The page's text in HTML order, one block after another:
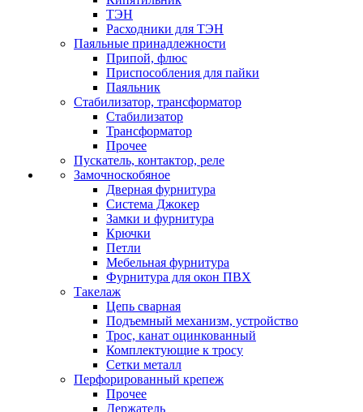
ТЭН
Расходники для ТЭН
Паяльные принадлежности
Припой, флюс
Приспособления для пайки
Паяльник
Стабилизатор, трансформатор
Стабилизатор
Трансформатор
Прочее
Пускатель, контактор, реле
Замочноскобяное
Дверная фурнитура
Система Джокер
Замки и фурнитура
Крючки
Петли
Мебельная фурнитура
Фурнитура для окон ПВХ
Такелаж
Цепь сварная
Подъемный механизм, устройство
Трос, канат оцинкованный
Комплектующие к тросу
Сетки металл
Перфорированный крепеж
Прочее
Держатель